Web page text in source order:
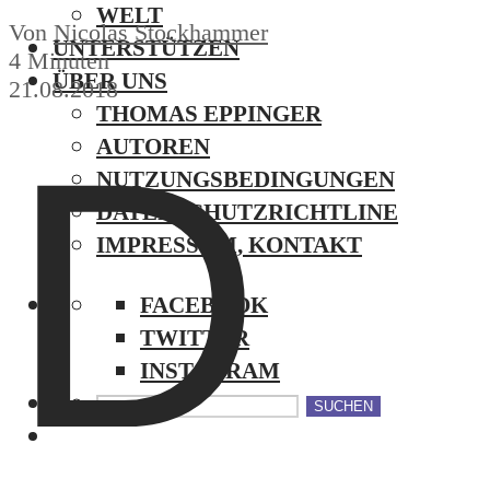
WELT
UNTERSTÜTZEN
ÜBER UNS
THOMAS EPPINGER
AUTOREN
NUTZUNGSBEDINGUNGEN
DATENSCHUTZRICHTLINE
IMPRESSUM, KONTAKT
FACEBOOK
TWITTER
INSTAGRAM
SUCHEN
Von Nicolas Stockhammer
4 Minuten
21.08.2018
D